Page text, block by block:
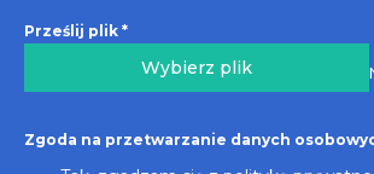
Prześlij plik *
Wybierz plik
Zgoda na przetwarzanie danych